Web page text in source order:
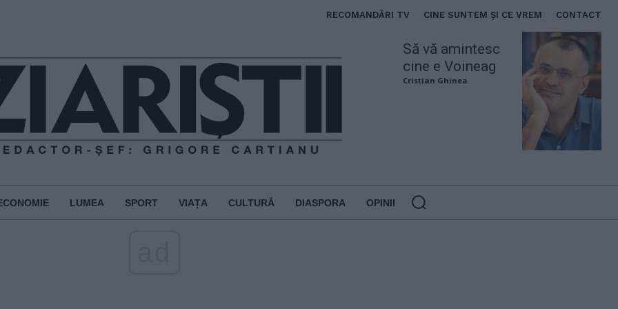
RECOMANDĂRI TV CINE SUNTEM ȘI CE VREM CONTACT
Să vă amintesc
cine e Voineag
Cristian Ghinea
LUMEA SPORT VIAȚA CULTURĂ DIASPORA OPINII